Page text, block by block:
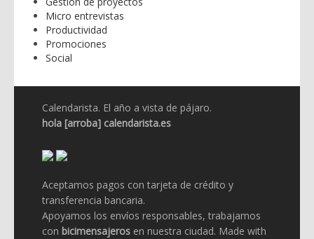
Micro entrevistas
Productividad
Promociones
Social
Calendarista. El año a vista de pájaro.
hola [arroba] calendarista.es
Aceptamos pagos con tarjeta de crédito y
transferencia bancaria.
Apoyamos los envíos responsables, trabajamos
con bicimensajeros en nuestra ciudad. Made with